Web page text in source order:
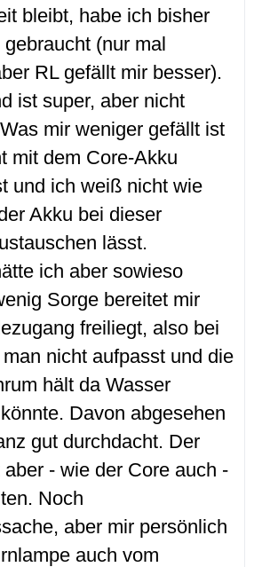
bleibt, habe ich bisher
(nur mal
RL gefällt mir besser).
ist super, aber nicht
mir weniger gefällt ist
mit dem Core-Akku
und ich weiß nicht wie
Akku bei dieser
lässt.
ich aber sowieso
Sorge bereitet mir
freiliegt, also bei
nicht aufpasst und die
hält da Wasser
Davon abgesehen
gut durchdacht. Der
- wie der Core auch -
Noch
aber mir persönlich
auch vom